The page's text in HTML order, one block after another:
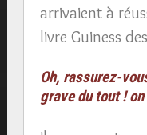
arrivaient à
livre Guiness
Oh, rassurez-
grave du tout !